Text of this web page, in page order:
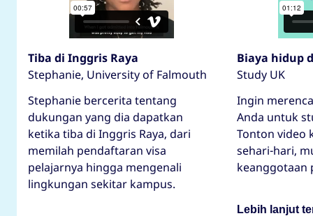
Tiba di Inggris Raya
Stephanie, University of Falmouth
Stephanie bercerita tentang
dukungan yang dia dapatkan
ketika tiba di Inggris Raya, dari
memilah pendaftaran visa
pelajarnya hingga mengenali
lingkungan sekitar kampus.
Biaya hidup
Study UK
Ingin
Anda untuk
Tonton video
sehari-hari,
keanggotaan
Lebih lanjut